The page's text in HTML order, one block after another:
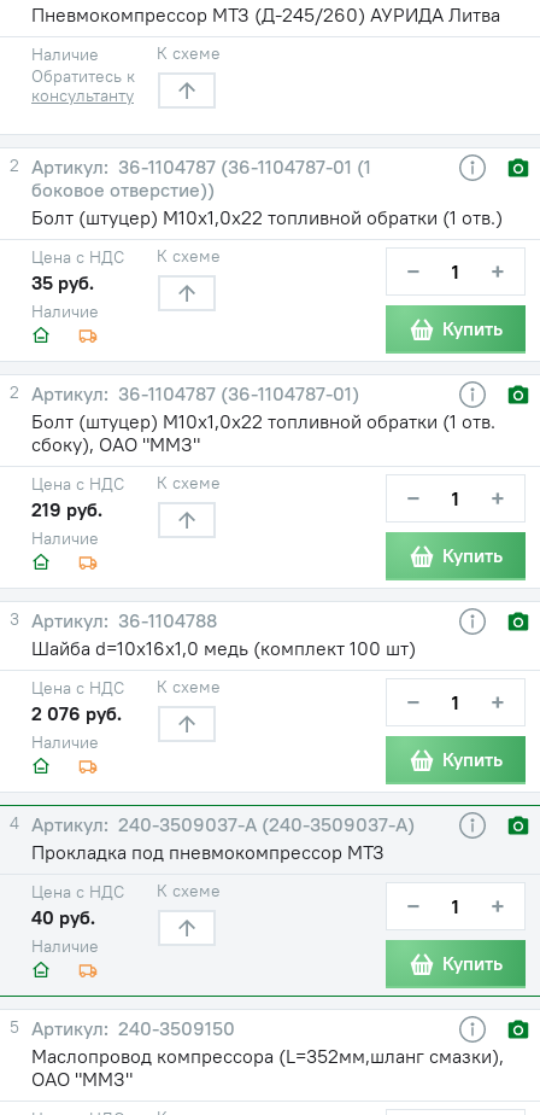
Пневмокомпрессор МТЗ (Д-245/260) АУРИДА Литва
Наличие
Обратитесь к
консультанту
К схеме
2
36-1104787 (36-1104787-01 (1
боковое отверстие))
Болт (штуцер) М10х1,0х22 топливной обратки (1 отв.)
Наличие
Цена с НДС
35 руб.
К схеме − +
Купить
2
36-1104787 (36-1104787-01)
Болт (штуцер) М10х1,0х22 топливной обратки (1 отв.
сбоку), ОАО "ММЗ"
Наличие
Цена с НДС
219 руб.
К схеме − +
Купить
3
36-1104788
Шайба d=10х16х1,0 медь (комплект 100 шт)
Наличие
Цена с НДС
2 076 руб.
К схеме − +
Купить
4
240-3509037-A (240-3509037-А)
Прокладка под пневмокомпрессор МТЗ
Наличие
Цена с НДС
40 руб.
К схеме − +
Купить
5
240-3509150
Маслопровод компрессора (L=352мм,шланг смазки),
ОАО "ММЗ"